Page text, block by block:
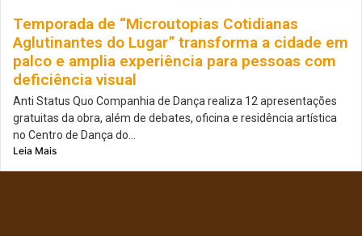
Temporada de “Microutopias Cotidianas
Aglutinantes do Lugar” transforma a cidade em
palco e amplia experiência para pessoas com
deficiência visual
Anti Status Quo Companhia de Dança realiza 12 apresentações
gratuitas da obra, além de debates, oficina e residência artística
no Centro de Dança do...
Leia Mais